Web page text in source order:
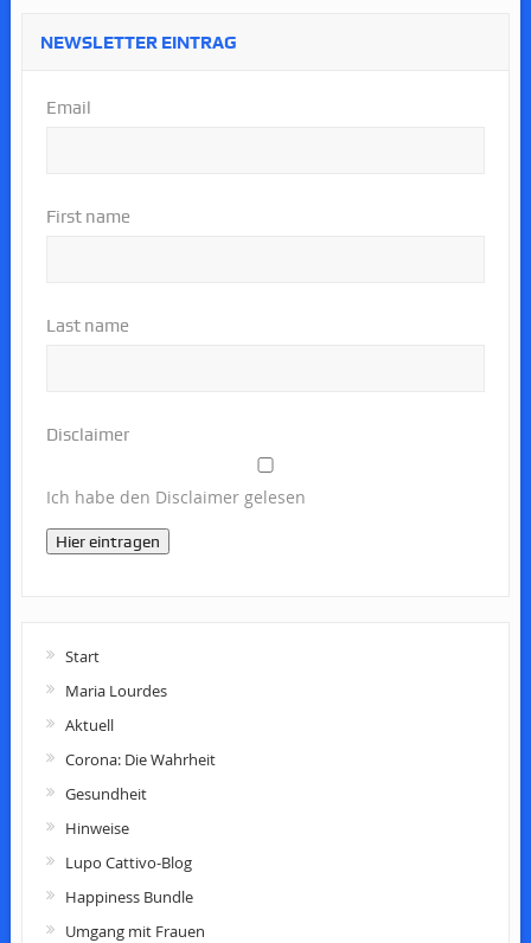
NEWSLETTER EINTRAG
Email
First name
Last name
Disclaimer
Ich habe den Disclaimer gelesen
Hier eintragen
Start
Maria Lourdes
Aktuell
Corona: Die Wahrheit
Gesundheit
Hinweise
Lupo Cattivo-Blog
Happiness Bundle
Umgang mit Frauen